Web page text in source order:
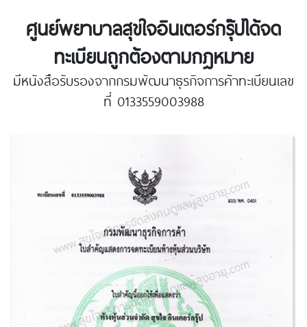
ศูนย์พยาบาลสุขใจอินเตอร์กรุ๊ปได้จด
ทะเบียนถูกต้องตามกฎหมาย
มีหนังสือรับรองจากกรมพัฒนาธุรกิจการค้าทะเบียนเลข
ที่ 0133559003988